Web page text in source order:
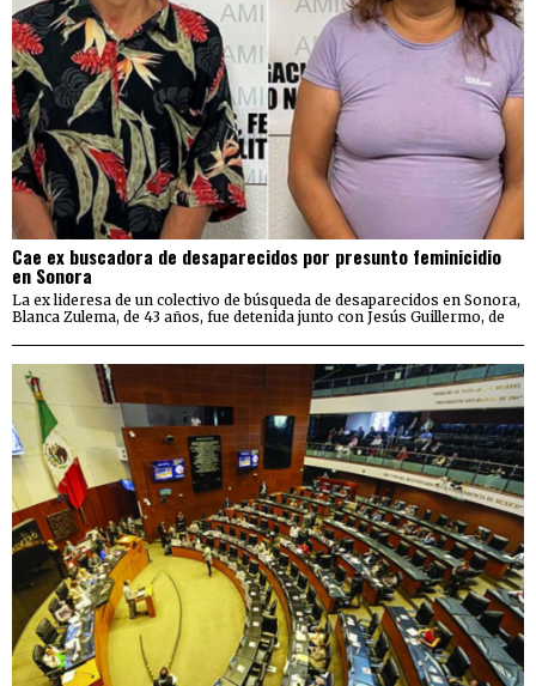
Cae ex buscadora de desaparecidos por presunto feminicidio
en Sonora
La ex lideresa de un colectivo de búsqueda de desaparecidos en Sonora,
Blanca Zulema, de 43 años, fue detenida junto con Jesús Guillermo, de